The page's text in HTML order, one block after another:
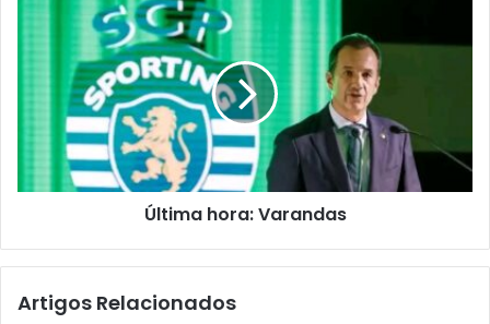
Última hora: Varandas
Artigos Relacionados